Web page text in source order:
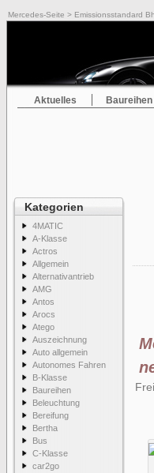
Mercedes-Seite > Emissionsstandard
Aktuelles Baureihen
Kategorien
4MATIC
A-Klasse
Actros
Allgemein
Alternativantrieb
AMG
Antos
Arocs
Atego
Auszeichnung
Auto allgemein
Autonomes Fahren
B-Klasse
Baureihen
Beleuchtung
Bereifung
Bertha
Bus
C-Klasse
car2go